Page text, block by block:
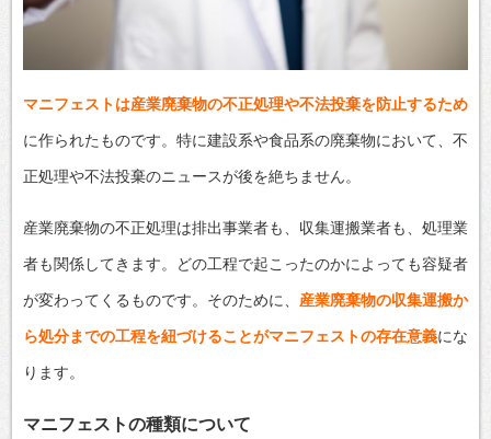
マニフェストは産業廃棄物の不正処理や不法投棄を防止するため
に作られたものです。特に建設系や食品系の廃棄物において、不
正処理や不法投棄のニュースが後を絶ちません。
産業廃棄物の不正処理は排出事業者も、収集運搬業者も、処理業
者も関係してきます。どの工程で起こったのかによっても容疑者
が変わってくるものです。そのために、 産業廃棄物の収集運搬か
ら処分までの工程を紐づけることがマニフェストの存在意義にな
ります。
マニフェストの種類について